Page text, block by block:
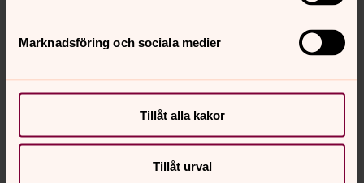
Marknadsföring och sociala medier
Tillåt alla kakor
Tillåt urval
Synpunkter eller frågor på sidans
innehåll?
pajala.forsamling@svenskakyrkan.se
Dela